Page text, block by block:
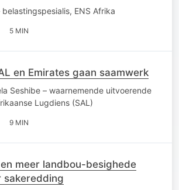
belastingspesialis, ENS Afrika
5 MIN
en Emirates gaan saamwerk
Seshibe – waarnemende uitvoerende
Lugdiens (SAL)
9 MIN
meer landbou-besighede
sakeredding